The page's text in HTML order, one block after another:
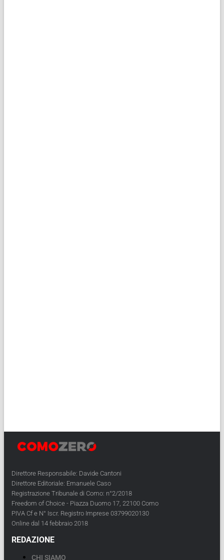
Direttore Responsabile: Davide Cantoni
Direttore Editoriale: Emanuele Caso
Registrazione Tribunale di Como: n°2/2018
Freedom of Choice - Piazza Duomo 17, 22100 Como
PIVA Cf e N° Iscr. Registro Imprese 03799020130
Online dal 14 febbraio 2018
REDAZIONE
CHI SIAMO